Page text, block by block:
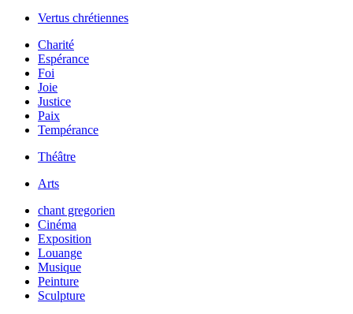
Vertus chrétiennes
Charité
Espérance
Foi
Joie
Justice
Paix
Tempérance
Théâtre
Arts
chant gregorien
Cinéma
Exposition
Louange
Musique
Peinture
Sculpture